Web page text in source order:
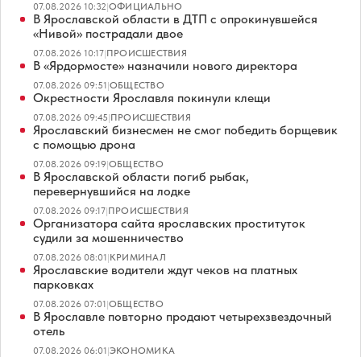
07.08.2026 10:32|ОФИЦИАЛЬНО
В Ярославской области в ДТП с опрокинувшейся
«Нивой» пострадали двое
07.08.2026 10:17|ПРОИСШЕСТВИЯ
В «Ярдормосте» назначили нового директора
07.08.2026 09:51|ОБЩЕСТВО
Окрестности Ярославля покинули клещи
07.08.2026 09:45|ПРОИСШЕСТВИЯ
Ярославский бизнесмен не смог победить борщевик
с помощью дрона
07.08.2026 09:19|ОБЩЕСТВО
В Ярославской области погиб рыбак,
перевернувшийся на лодке
07.08.2026 09:17|ПРОИСШЕСТВИЯ
Организатора сайта ярославских проституток
судили за мошенничество
07.08.2026 08:01|КРИМИНАЛ
Ярославские водители ждут чеков на платных
парковках
07.08.2026 07:01|ОБЩЕСТВО
В Ярославле повторно продают четырехзвездочный
отель
07.08.2026 06:01|ЭКОНОМИКА